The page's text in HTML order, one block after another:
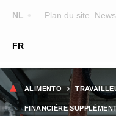
NL
FR
Plan du site
Main
navigation
FORMATION
FORMATEURS
Fil
d'Ariane
ALIMENTO
FINANCIÈRE